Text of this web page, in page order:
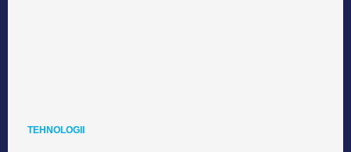
TEHNOLOGII